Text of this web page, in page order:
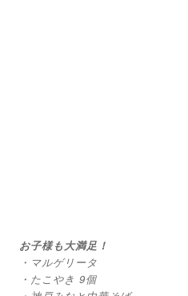
お子様も大満足！
・マルゲリータ
・たこやき 9個